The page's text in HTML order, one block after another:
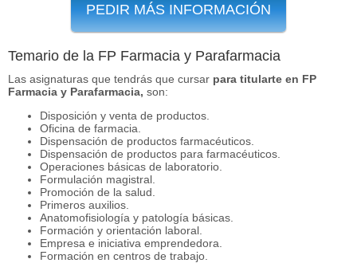
PEDIR MÁS INFORMACIÓN
Temario de la FP Farmacia y Parafarmacia
Las asignaturas que tendrás que cursar para titularte en FP
Farmacia y Parafarmacia, son:
Disposición y venta de productos.
Oficina de farmacia.
Dispensación de productos farmacéuticos.
Dispensación de productos para farmacéuticos.
Operaciones básicas de laboratorio.
Formulación magistral.
Promoción de la salud.
Primeros auxilios.
Anatomofisiología y patología básicas.
Formación y orientación laboral.
Empresa e iniciativa emprendedora.
Formación en centros de trabajo.